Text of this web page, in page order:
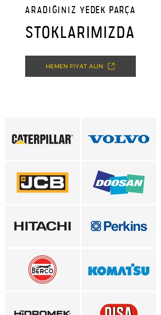
ARADIĞINIZ YEDEK PARÇA
STOKLARIMIZDA
HEMEN FİYAT ALIN